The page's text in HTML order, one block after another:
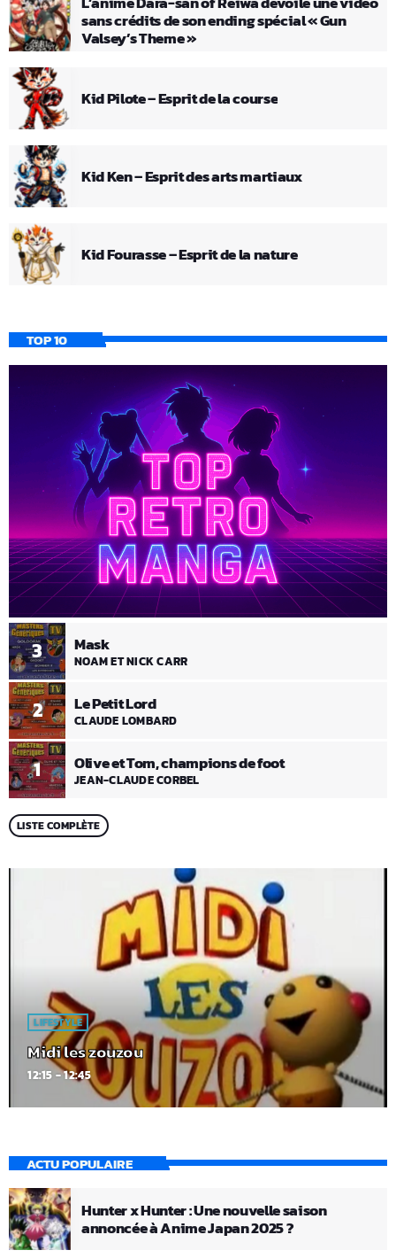
sans crédits de son ending spécial « Gun
Valsey’s Theme »
Kid Pilote – Esprit de la course
Kid Ken – Esprit des arts martiaux
Kid Fourasse – Esprit de la nature
TOP 10
1 Olive et Tom, champions de foot
JEAN-CLAUDE CORBEL
2 Le Petit Lord
CLAUDE LOMBARD
3 Mask
NOAM ET NICK CARR
LISTE COMPLÈTE
LIFESTYLE
Midi les zouzou
12:15 - 12:45
ACTU POPULAIRE
Hunter x Hunter : Une nouvelle saison
annoncée à Anime Japan 2025 ?